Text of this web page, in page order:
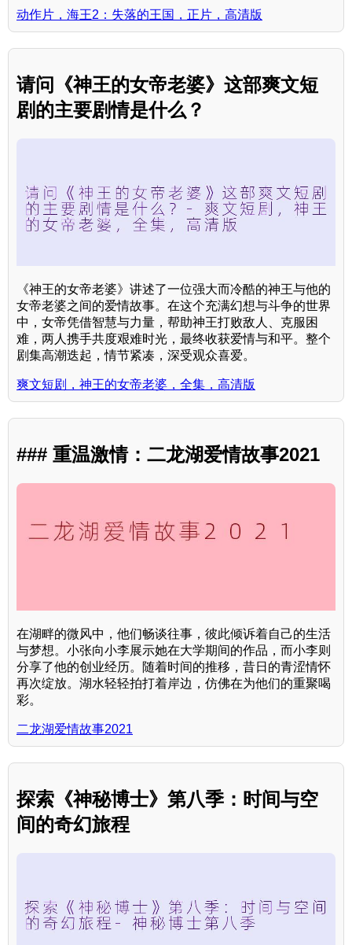
动作片，海王2：失落的王国，正片，高清版
请问《神王的女帝老婆》这部爽文短
剧的主要剧情是什么？
《神王的女帝老婆》讲述了一位强大而冷酷的神王与他的
女帝老婆之间的爱情故事。在这个充满幻想与斗争的世界
中，女帝凭借智慧与力量，帮助神王打败敌人、克服困
难，两人携手共度艰难时光，最终收获爱情与和平。整个
剧集高潮迭起，情节紧凑，深受观众喜爱。
爽文短剧，神王的女帝老婆，全集，高清版
### 重温激情：二龙湖爱情故事2021
在湖畔的微风中，他们畅谈往事，彼此倾诉着自己的生活
与梦想。小张向小李展示她在大学期间的作品，而小李则
分享了他的创业经历。随着时间的推移，昔日的青涩情怀
再次绽放。湖水轻轻拍打着岸边，仿佛在为他们的重聚喝
彩。
二龙湖爱情故事2021
探索《神秘博士》第八季：时间与空
间的奇幻旅程